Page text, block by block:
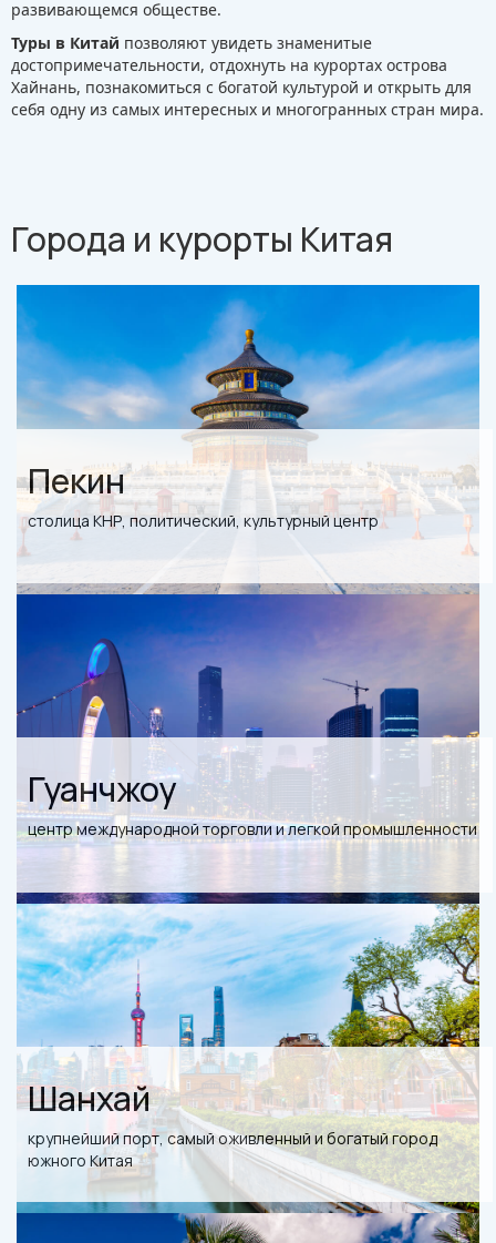
развивающемся обществе.
Туры в Китай позволяют увидеть знаменитые
достопримечательности, отдохнуть на курортах острова
Хайнань, познакомиться с богатой культурой и открыть для
себя одну из самых интересных и многогранных стран мира.
Города и курорты Китая
Пекин
столица КНР, политический, культурный центр
Гуанчжоу
центр международной торговли и легкой промышленности
Шанхай
крупнейший порт, самый оживленный и богатый город
южного Китая